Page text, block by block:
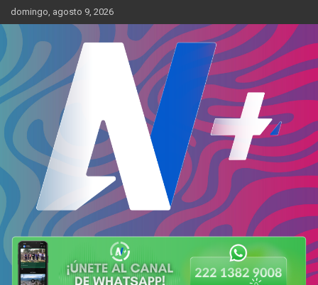
Skip
to
content
domingo, agosto 9, 2026
AN Más
Más cerca de ti